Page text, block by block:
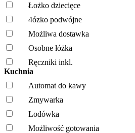
Łożko dziecięce
4ózko podwójne
Możliwa dostawka
Osobne łóżka
Ręczniki inkl.
Kuchnia
Automat do kawy
Zmywarka
Lodówka
Możliwość gotowania